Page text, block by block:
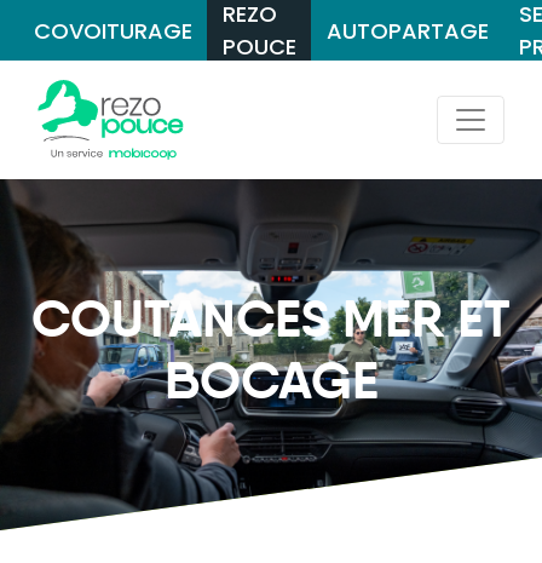
COVOITURAGE
REZO
POUCE
AUTOPARTAGE
COUTANCES MER ET
BOCAGE